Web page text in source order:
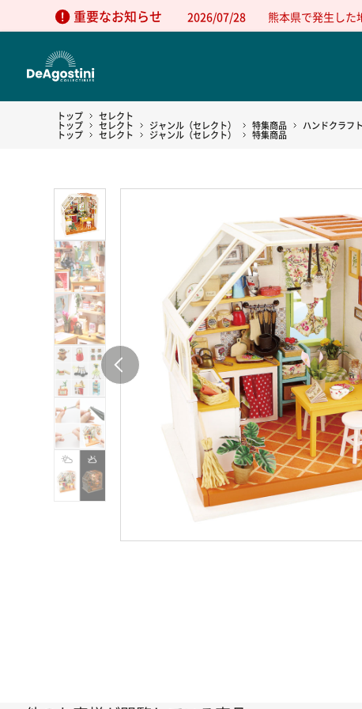
2026/07/28
重要なお知らせ 熊本県で発生した
トップ セレクト
トップ セレクト ジャンル（セレクト） 特集商品 ハンドクラフ
トップ セレクト ジャンル（セレクト） 特集商品